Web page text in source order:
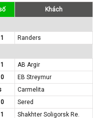
Khách
Randers
AB Argir
EB Streymur
Carmelita
Sered
Shakhter Soligorsk Re.